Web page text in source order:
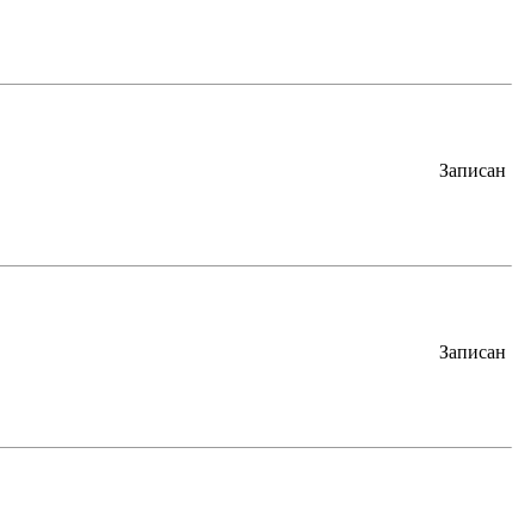
Записан
Записан